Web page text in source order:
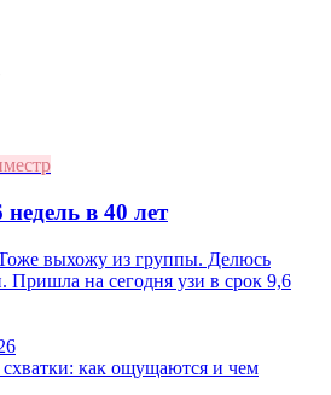
в 40 лет
выхожу из группы. Делюсь
Пришла на сегодня узи в срок 9,6